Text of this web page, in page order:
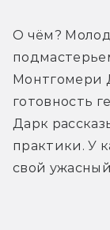
О чём?
Монтгомери
готовность
Дарк
практики. У
свой